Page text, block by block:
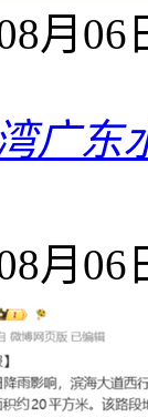
月06
广东
月06